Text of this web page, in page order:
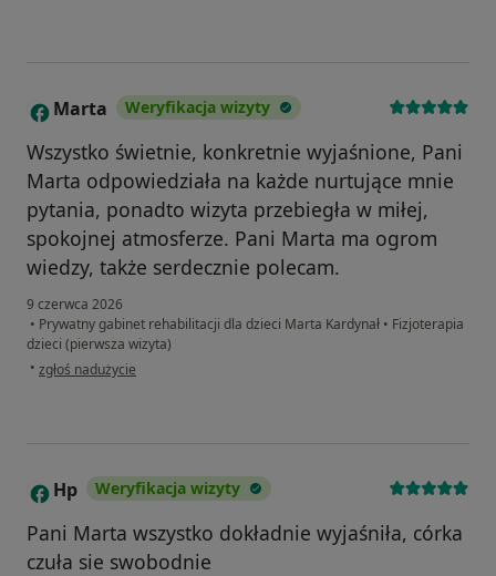
M Marta Weryfikacja wizyty
Wszystko świetnie, konkretnie wyjaśnione, Pani
Marta odpowiedziała na każde nurtujące mnie
pytania, ponadto wizyta przebiegła w miłej,
spokojnej atmosferze. Pani Marta ma ogrom
wiedzy, także serdecznie polecam.
9 czerwca 2026
• Prywatny gabinet rehabilitacji dla dzieci Marta Kardynał • Fizjoterapia
dzieci (pierwsza wizyta)
• w opinii użytkownika Marta
zgłoś nadużycie
H Hp Weryfikacja wizyty
Pani Marta wszystko dokładnie wyjaśniła, córka
czuła sie swobodnie